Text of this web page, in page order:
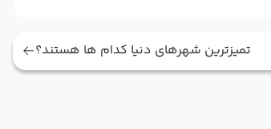
تمیزترین شهرهای دنیا کدام ها هستند؟